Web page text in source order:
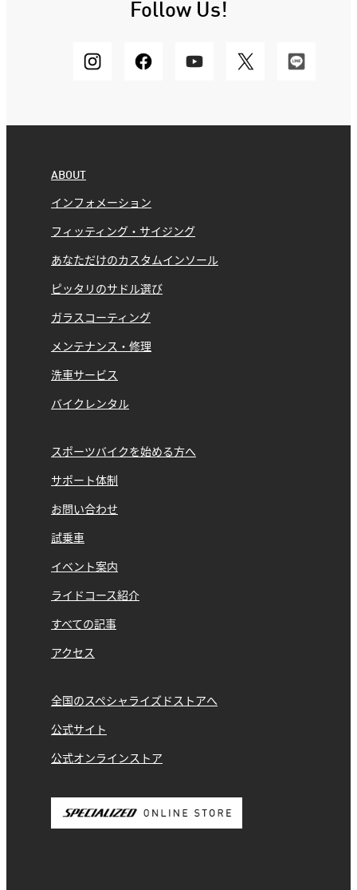
Follow Us!
ABOUT
インフォメーション
フィッティング・サイジング
あなただけのカスタムインソール
ピッタリのサドル選び
ガラスコーティング
メンテナンス・修理
洗車サービス
バイクレンタル
スポーツバイクを始める方へ
サポート体制
お問い合わせ
試乗車
イベント案内
ライドコース紹介
すべての記事
アクセス
全国のスペシャライズドストアへ
公式サイト
公式オンラインストア